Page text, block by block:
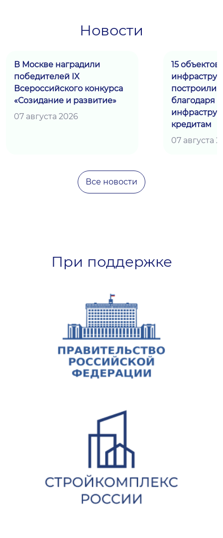
Новости
В Москве наградили
победителей IX
Всероссийского конкурса
«Созидание и развитие»
07 августа 2026
15
построили
благодаря
кредитам
07 августа
Все новости
При поддержке